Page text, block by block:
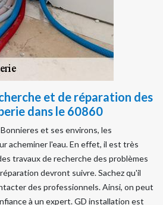
et de réparation des
dans le 60860
et ses environs, les
acheminer l'eau. En effet, il est très
travaux de recherche des problèmes
devront suivre. Sachez qu'il
des professionnels. Ainsi, on peut
à un expert. GD installation est